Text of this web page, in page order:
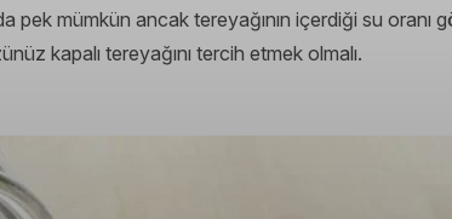
pek mümkün ancak tereyağının içerdiği su oranı
kapalı tereyağını tercih etmek olmalı.